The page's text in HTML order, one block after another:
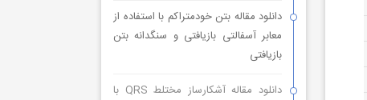
دانلود مقاله بتن خودمتراکم با استفاده از
معابر آسفالتی بازیافتی و سنگدانه بتن
بازیافتی
دانلود مقاله آشکارساز مختلط QRS با